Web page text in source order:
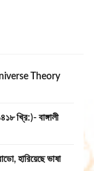
Theory
খ্রি:)- বাঙ্গালী
হারিয়েছে ভাষা